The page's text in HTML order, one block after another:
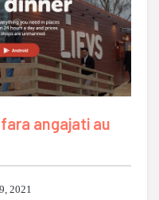
angajati au
2021